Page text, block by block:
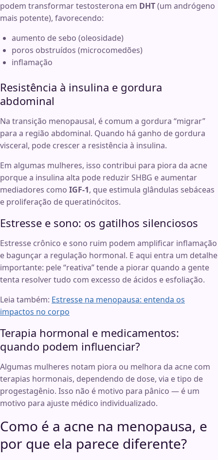
podem transformar testosterona em DHT(um andrógeno
mais potente), favorecendo:
aumento de sebo (oleosidade)
poros obstruídos (microcomedões)
inflamação
Resistência à insulina e gordura
abdominal
Na transição menopausal, é comum a gordura “migrar”
para a região abdominal. Quando há ganho de gordura
visceral, pode crescer a resistência à insulina.
Em algumas mulheres, isso contribui para piora da acne
porque a insulina alta pode reduzir SHBG e aumentar
mediadores como IGF‑1, que estimula glândulas sebáceas
e proliferação de queratinócitos.
Estresse e sono: os gatilhos silenciosos
Estresse crônico e sono ruim podem amplificar inflamação
e bagunçar a regulação hormonal. E aqui entra um detalhe
importante: pele “reativa” tende a piorar quando a gente
tenta resolver tudo com excesso de ácidos e esfoliação.
Leia também: Estresse na menopausa: entenda os
impactos no corpo
Terapia hormonal e medicamentos:
quando podem influenciar?
Algumas mulheres notam piora ou melhora da acne com
terapias hormonais, dependendo de dose, via e tipo de
progestagênio. Isso não é motivo para pânico — é um
motivo para ajuste médico individualizado.
Como é a acne na menopausa, e
por que ela parece diferente?